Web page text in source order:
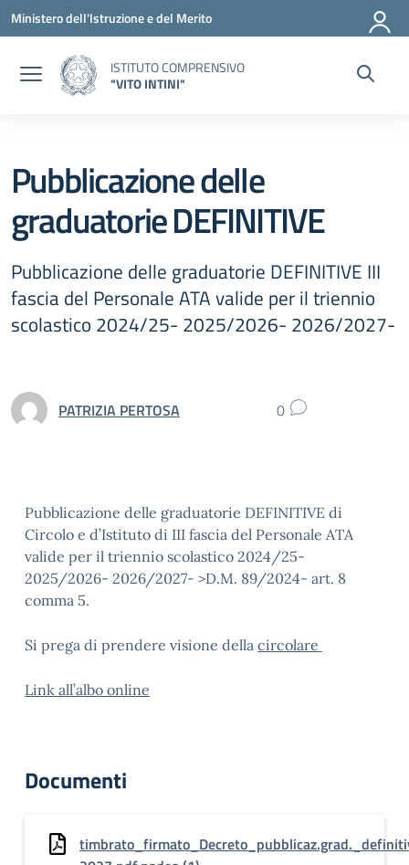
Vai ai contenuti
Vai al menu di navigazione
Vai al footer
Ministero dell'Istruzione e del Merito
ISTITUTO COMPRENSIVO
"VITO INTINI"
Pubblicazione delle
graduatorie DEFINITIVE
Pubblicazione delle graduatorie DEFINITIVE III
fascia del Personale ATA valide per il triennio
scolastico 2024/25- 2025/2026- 2026/2027-
PATRIZIA PERTOSA 0
Pubblicazione delle graduatorie DEFINITIVE di
Circolo e d’Istituto di III fascia del Personale ATA
valide per il triennio scolastico 2024/25-
2025/2026- 2026/2027- >D.M. 89/2024- art. 8
comma 5.
Si prega di prendere visione della circolare
Link all’albo online
Documenti